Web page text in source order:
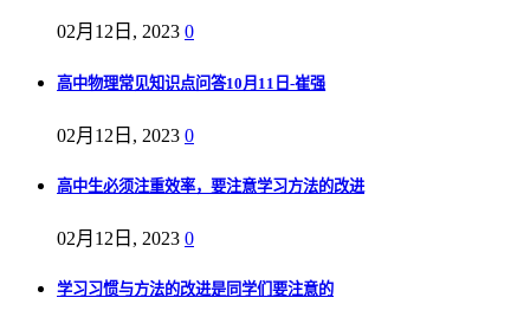
02月12日, 2023 0
高中物理常见知识点问答10月11日-崔强
02月12日, 2023 0
高中生必须注重效率，要注意学习方法的改进
02月12日, 2023 0
学习习惯与方法的改进是同学们要注意的